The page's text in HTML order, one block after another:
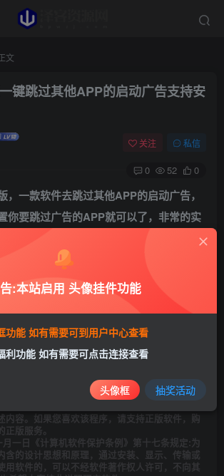
文
键跳过其他APP的启动广告支持安
关注 私信
0 52 0
，一款软件去跳过其他APP的启动广告，
你要跳过广告的APP就可以了，非常的实
已隐藏，请评论后刷新页面查看.
源仅限用于学习和研究目的;不得将上述内容用于
否则，一切后果请用户自负。本站信息来自网
内容。如果您喜欢该程序，请支持正版软件，购
版服务。
一日《计算机软件保护条例》第十七条规定:为
含的设计思想和原理，通过安装、显示、传输或
用软件的，可以不经软件著作权人许可，不向其
:本站启用 头像挂件功能
功能 如有需要可到用户中心查看
利功能 如有需要可点击连接查看
头像框 抽奖活动